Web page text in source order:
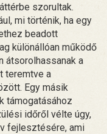
szorultak.
mi történik, ha egy
beadott
különállóan működő
átsorolhassanak a
teremtve a
Egy másik
támogatásához
időről vélte úgy,
fejlesztésére, ami